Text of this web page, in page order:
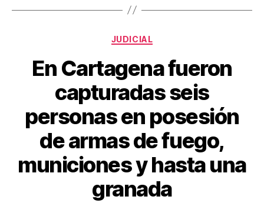
o
tir
Categorías
JUDICIAL
En Cartagena fueron
capturadas seis
personas en posesión
de armas de fuego,
municiones y hasta una
granada